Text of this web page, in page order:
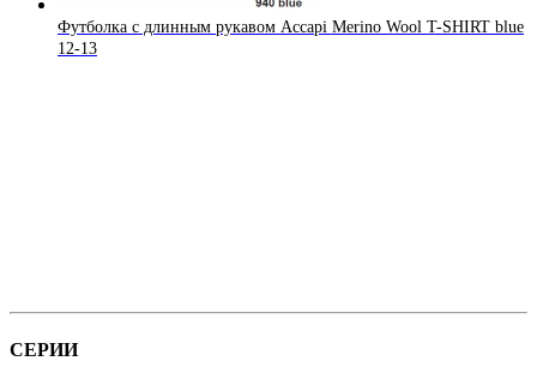
Футболка с длинным рукавом Accapi Merino Wool T-SHIRT blue
12-13
СЕРИИ